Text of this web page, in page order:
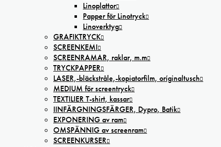
Linoplattor
Papper för Linotryck
Linoverktyg
GRAFIKTRYCK
SCREENKEMI
SCREENRAMAR, raklar, m.m
TRYCKPAPPER
LASER,-bläckstråle,-kopiatorfilm, oríginaltusch
MEDIUM för screentryck
TEXTILIER T-shirt, kassar
IINFÄRGNINGSFÄRGER, Dypro, Batik
EXPONERING av ram
OMSPÄNNIG av screenram
SCREENKURSER